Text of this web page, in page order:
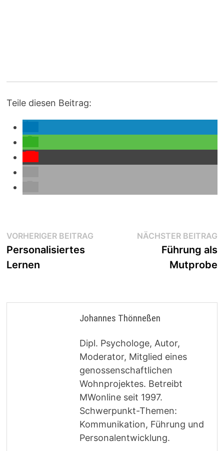
Teile diesen Beitrag:
Beitragsnavigation
VORHERIGER BEITRAG Vorheriger
Personalisiertes
Lernen
NÄCHSTER BEITRAG
Führung als
Mutprobe
Johannes Thönneßen
Dipl. Psychologe, Autor,
Moderator, Mitglied eines
genossenschaftlichen
Wohnprojektes. Betreibt
MWonline seit 1997.
Schwerpunkt-Themen:
Kommunikation, Führung und
Personalentwicklung.